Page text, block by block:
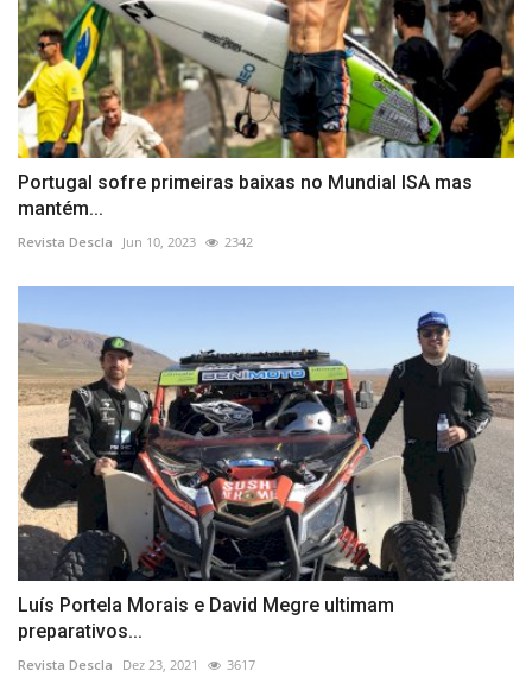
Portugal sofre primeiras baixas no Mundial ISA mas
mantém...
Revista Descla Jun 10, 2023 2342
Luís Portela Morais e David Megre ultimam
preparativos...
Revista Descla Dez 23, 2021 3617